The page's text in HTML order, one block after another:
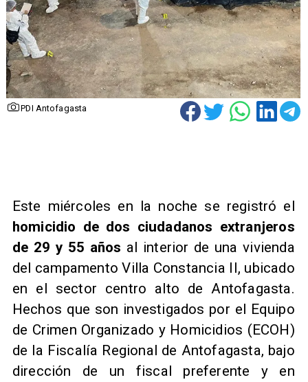
PDI Antofagasta
Este miércoles en la noche se registró el
homicidio de dos ciudadanos extranjeros
de 29 y 55 años al interior de una vivienda
del campamento Villa Constancia II, ubicado
en el sector centro alto de Antofagasta.
Hechos que son investigados por el Equipo
de Crimen Organizado y Homicidios (ECOH)
de la Fiscalía Regional de Antofagasta, bajo
dirección de un fiscal preferente y en